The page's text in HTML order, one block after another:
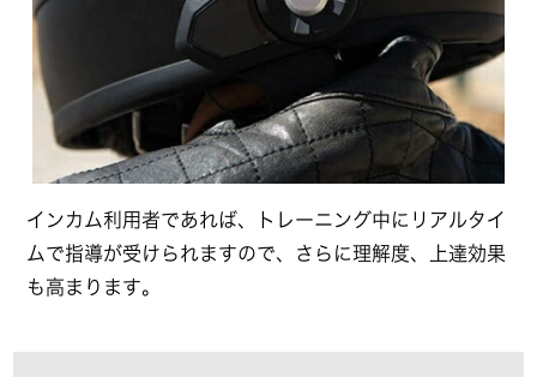
インカム利用者であれば、トレーニング中にリアルタイ
ムで指導が受けられますので、さらに理解度、上達効果
も高まります。